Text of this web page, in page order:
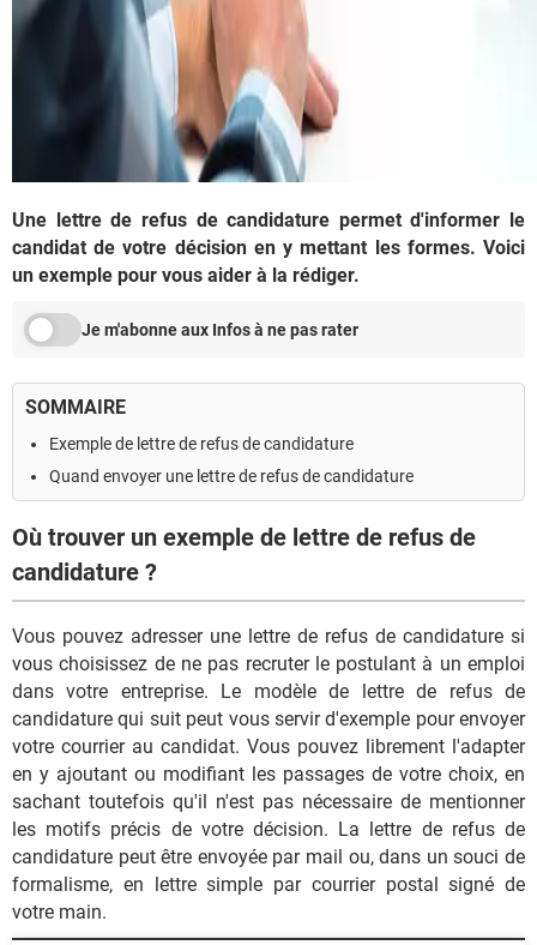
Une lettre de refus de candidature permet d'informer le
candidat de votre décision en y mettant les formes. Voici
un exemple pour vous aider à la rédiger.
Je m'abonne aux Infos à ne pas rater
SOMMAIRE
Exemple de lettre de refus de candidature
Quand envoyer une lettre de refus de candidature
Où trouver un exemple de lettre de refus de
candidature ?
Vous pouvez adresser une lettre de refus de candidature si
vous choisissez de ne pas recruter le postulant à un emploi
dans votre entreprise. Le modèle de lettre de refus de
candidature qui suit peut vous servir d'exemple pour envoyer
votre courrier au candidat. Vous pouvez librement l'adapter
en y ajoutant ou modifiant les passages de votre choix, en
sachant toutefois qu'il n'est pas nécessaire de mentionner
les motifs précis de votre décision. La lettre de refus de
candidature peut être envoyée par mail ou, dans un souci de
formalisme, en lettre simple par courrier postal signé de
votre main.